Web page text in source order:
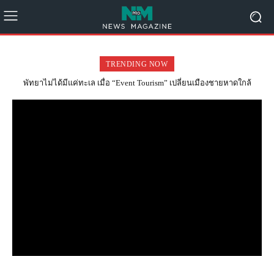
TRENDING NOW
พัทยาไม่ได้มีแค่ทะเล เมื่อ “Event Tourism” เปลี่ยนเมืองชายหาดใกล้